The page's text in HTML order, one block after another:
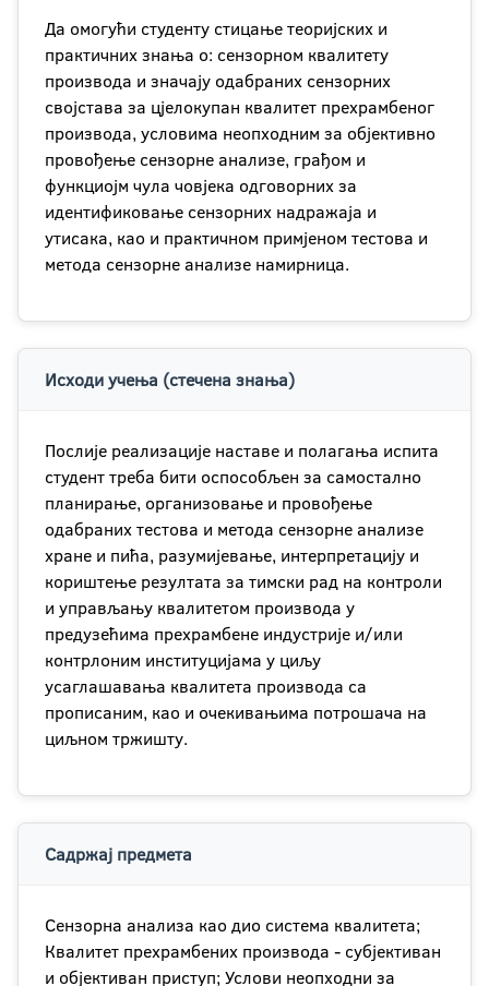
Да омогући студенту стицање теоријских и
практичних знања о: сензорном квалитету
производа и значају одабраних сензорних
својстава за цјелокупан квалитет прехрамбеног
производа, условима неопходним за објективно
провођење сензорне анализе, грађом и
функциојм чула човјека одговорних за
идентификовање сензорних надражаја и
утисака, као и практичном примјеном тестова и
метода сензорне анализе намирница.
Исходи учења (стечена знања)
Послије реализације наставе и полагања испита
студент треба бити оспособљен за самостално
планирање, организовање и провођење
одабраних тестова и метода сензорне анализе
хране и пића, разумијевање, интерпретацију и
кориштење резултата за тимски рад на контроли
и управљању квалитетом производа у
предузећима прехрамбене индустрије и/или
контрлоним институцијама у циљу
усаглашавања квалитета производа са
прописаним, као и очекивањима потрошача на
циљном тржишту.
Садржај предмета
Сензорна анализа као дио система квалитета;
Квалитет прехрамбених производа - субјективан
и објективан приступ; Услови неопходни за